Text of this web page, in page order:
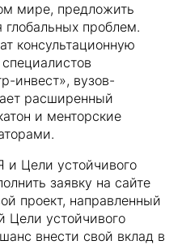
мире, предложить
проблем.
консультационную
инвест», вузов-
расширенный
и менторские
и Цели устойчивого
заявку на сайте
проект, направленный
Цели устойчивого
внести свой вклад в